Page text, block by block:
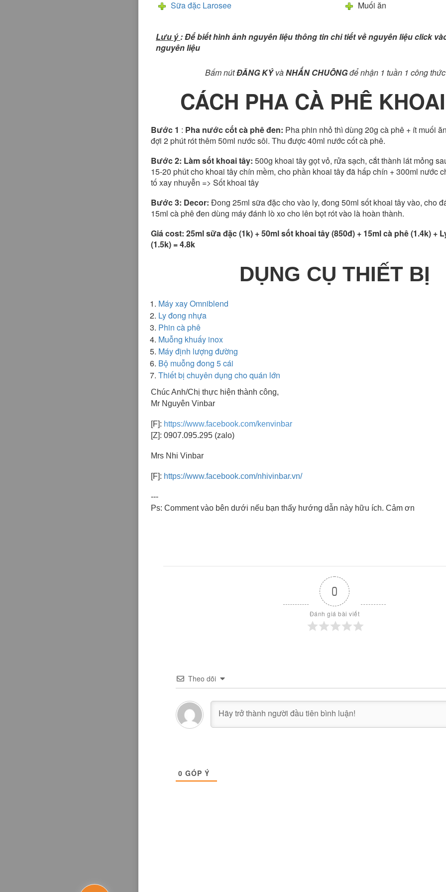
Sữa đặc Larosee Muối ăn
Lưu ý: Để biết hình ảnh nguyên liệu thông tin chi tiết về nguyên liệu click
nguyên liệu
Bấm nútĐĂNG KÝvàNHẤN CHUÔNGđể nhận 1 tuần 1 công thức
CÁCH PHA CÀ PHÊ
Bước 1 : Pha nước cốt cà phê đen: Pha phin nhỏ thì dùng 20g cà phê + ít muối
đợi 2 phút rót thêm 50ml nước sôi. Thu được 40ml nước cốt cà phê.
Bước 2: Làm sốt khoai tây: 500g khoai tây gọt vỏ, rửa sạch, cắt thành lát mỏng
15-20 phút cho khoai tây chín mềm, cho phần khoai tây đã hấp chín + 300ml nước
tố xay nhuyễn => Sốt khoai tây
Bước 3: Decor: Đong 25ml sữa đặc cho vào ly, đong 50ml sốt khoai tây vào, cho
15ml cà phê đen dùng máy đánh lò xo cho lên bọt rót vào là hoàn thành.
Giá cost: 25ml sữa đặc (1k) + 50ml sốt khoai tây (850đ) + 15ml cà phê (1.4k) +
(1.5k) = 4.8k
DỤNG CỤ THIẾT BỊ
Máy xay Omniblend
Ly đong nhựa
Phin cà phê
Muỗng khuấy inox
Máy định lượng đường
Bộ muỗng đong 5 cái
Thiết bị chuyên dụng cho quán lớn
Chúc Anh/Chị thực hiện thành công,
Mr Nguyên Vinbar
[F]: https://www.facebook.com/kenvinbar
[Z]: 0907.095.295 (zalo)
Mrs Nhi Vinbar
[F]: https://www.facebook.com/nhivinbar.vn/
---
Ps: Comment vào bên dưới nếu bạn thấy hướng dẫn này hữu ích. Cảm ơn
0
Đánh giá bài viết
Theo dõi
0 GÓP Ý